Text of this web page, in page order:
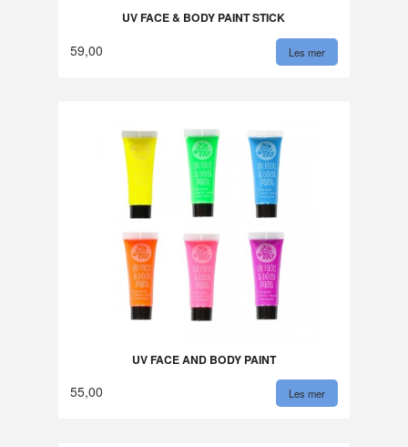
UV FACE & BODY PAINT STICK
59,00 Les mer
UV FACE AND BODY PAINT
55,00 Les mer